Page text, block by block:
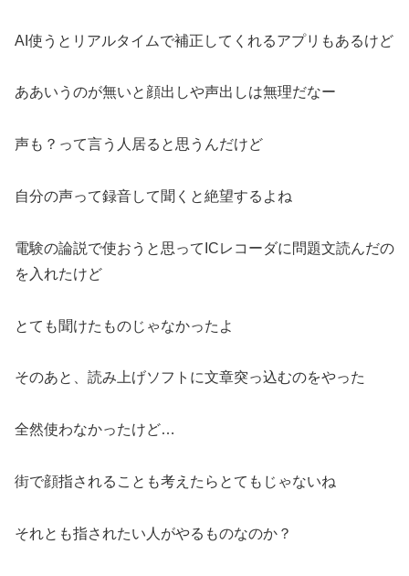
AI使うとリアルタイムで補正してくれるアプリもあるけど
ああいうのが無いと顔出しや声出しは無理だなー
声も？って言う人居ると思うんだけど
自分の声って録音して聞くと絶望するよね
電験の論説で使おうと思ってICレコーダに問題文読んだの
を入れたけど
とても聞けたものじゃなかったよ
そのあと、読み上げソフトに文章突っ込むのをやった
全然使わなかったけど…
街で顔指されることも考えたらとてもじゃないね
それとも指されたい人がやるものなのか？